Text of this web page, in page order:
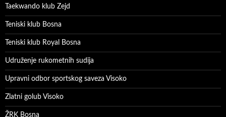
Taekwando klub Zejd
Teniski klub Bosna
Teniski klub Royal Bosna
Udruženje rukometnih sudija
Upravni odbor sportskog saveza Visoko
Zlatni golub Visoko
ŽRK Bosna